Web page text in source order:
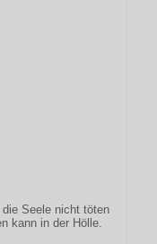
Seele nicht töten
kann in der Hölle.